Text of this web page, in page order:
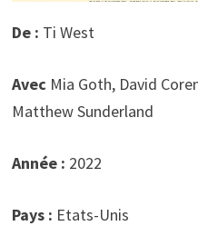
De : Ti West
Avec Mia Goth, David
Matthew Sunderland
Année : 2022
Pays : Etats-Unis